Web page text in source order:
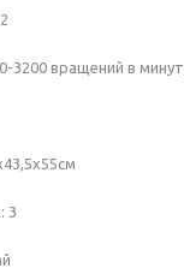
3200 вращений в
3